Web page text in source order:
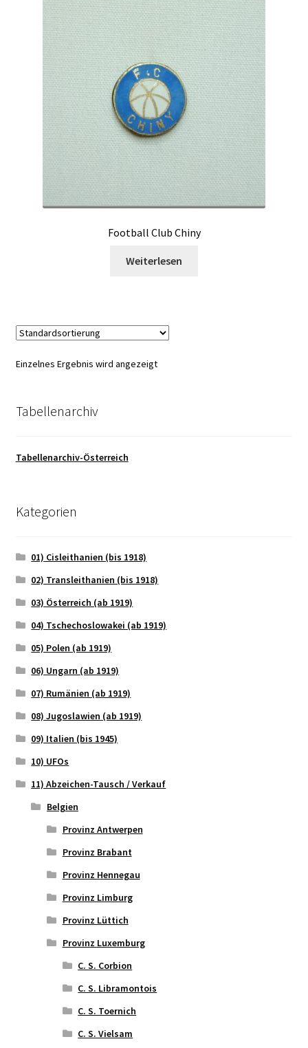
Football Club Chiny
Weiterlesen
Einzelnes Ergebnis wird angezeigt
Tabellenarchiv
Tabellenarchiv-Österreich
Kategorien
01) Cisleithanien (bis 1918)
02) Transleithanien (bis 1918)
03) Österreich (ab 1919)
04) Tschechoslowakei (ab 1919)
05) Polen (ab 1919)
06) Ungarn (ab 1919)
07) Rumänien (ab 1919)
08) Jugoslawien (ab 1919)
09) Italien (bis 1945)
10) UFOs
11) Abzeichen-Tausch / Verkauf
Belgien
Provinz Antwerpen
Provinz Brabant
Provinz Hennegau
Provinz Limburg
Provinz Lüttich
Provinz Luxemburg
C. S. Corbion
C. S. Libramontois
C. S. Toernich
C. S. Vielsam